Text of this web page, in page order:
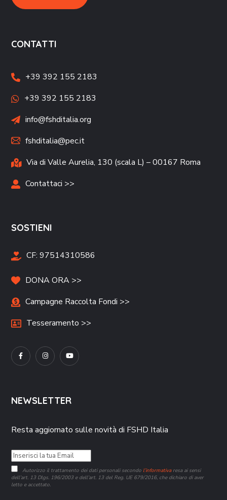
CONTATTI
+39 392 155 2183
+39 392 155 2183
info@fshditalia.org
fshditalia@pec.it
Via di Valle Aurelia, 130 (scala L) – 00167 Roma
Contattaci >>
SOSTIENI
CF:97514310586
DONA ORA >>
Campagne Raccolta Fondi >>
Tesseramento >>
NEWSLETTER
Resta aggiornato sulle novità di FSHD Italia
Autorizzo il trattamento dei dati personali secondo l’informativaresa ai sensi
dell’art. 13 Dlgs. 196/2003 e dell’art. 13 del Reg. UE 679/2016, che dichiaro di aver
letto e accettato.